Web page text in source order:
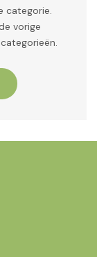
categorie.
vorige